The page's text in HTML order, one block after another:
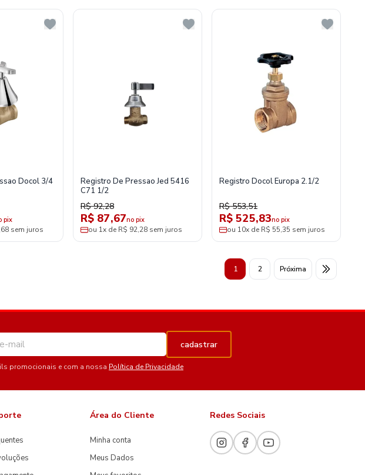
Docol 3/4
pix
sem juros
Registro De Pressao Jed 5416
C71 1/2
R$ 92,28
R$ 87,67no pix
ou 1x de R$ 92,28 sem juros
Registro Docol Europa 2.1/2
R$ 553,51
R$ 525,83no pix
ou 10x de R$ 55,35 sem juros
1 2 Próxima
cadastrar
promocionais e com a nossa Política de Privacidade
Área do Cliente
Minha conta
Meus Dados
Redes Sociais